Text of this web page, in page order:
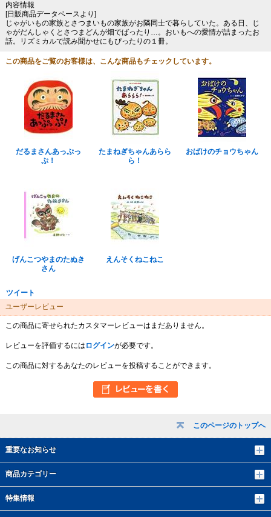
このページのトップへ
重要なお知らせ
商品カテゴリー
特集情報
内容情報
[日販商品データベースより]
じゃがいもの家族とさつまいもの家族がお隣同士で暮らしていた。ある日、じ
ゃがだんしゃくとさつまどんが畑でばったり…。おいもへの愛情が詰まったお
話。リズミカルで読み聞かせにもぴったりの１冊。
この商品をご覧のお客様は、こんな商品もチェックしています。
だるまさんあっぷっ
ぷ！
たまねぎちゃんあらら
ら！
おばけのチョウちゃん
げんこつやまのたぬき
さん
えんそくねこねこ
ツイート
ユーザーレビュー
この商品に寄せられたカスタマーレビューはまだありません。
レビューを評価するには ログインが必要です。
この商品に対するあなたのレビューを投稿することができます。